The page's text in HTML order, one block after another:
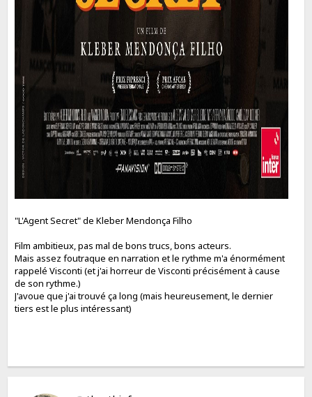
"L'Agent Secret" de Kleber Mendonça Filho
Film ambitieux, pas mal de bons trucs, bons acteurs.
Mais assez foutraque en narration et le rythme m'a énormément
rappelé Visconti (et j'ai horreur de Visconti précisément à cause
de son rythme.)
J'avoue que j'ai trouvé ça long (mais heureusement, le dernier
tiers est le plus intéressant)